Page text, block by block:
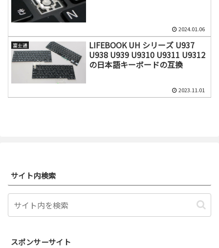
2024.01.06
富士通
LIFEBOOK UH シリーズ U937
U938 U939 U9310 U9311 U9312
の日本語キーボードの互換
2023.11.01
サイト内検索
スポンサーサイト